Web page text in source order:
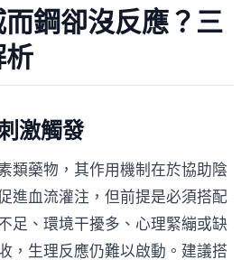
鋼卻沒反應？三
析
激觸發
類藥物，其作用機制在於協助陰
進血流灌注，但前提是必須搭配
足、環境干擾多、心理緊繃或缺
，生理反應仍難以啟動。建議搭